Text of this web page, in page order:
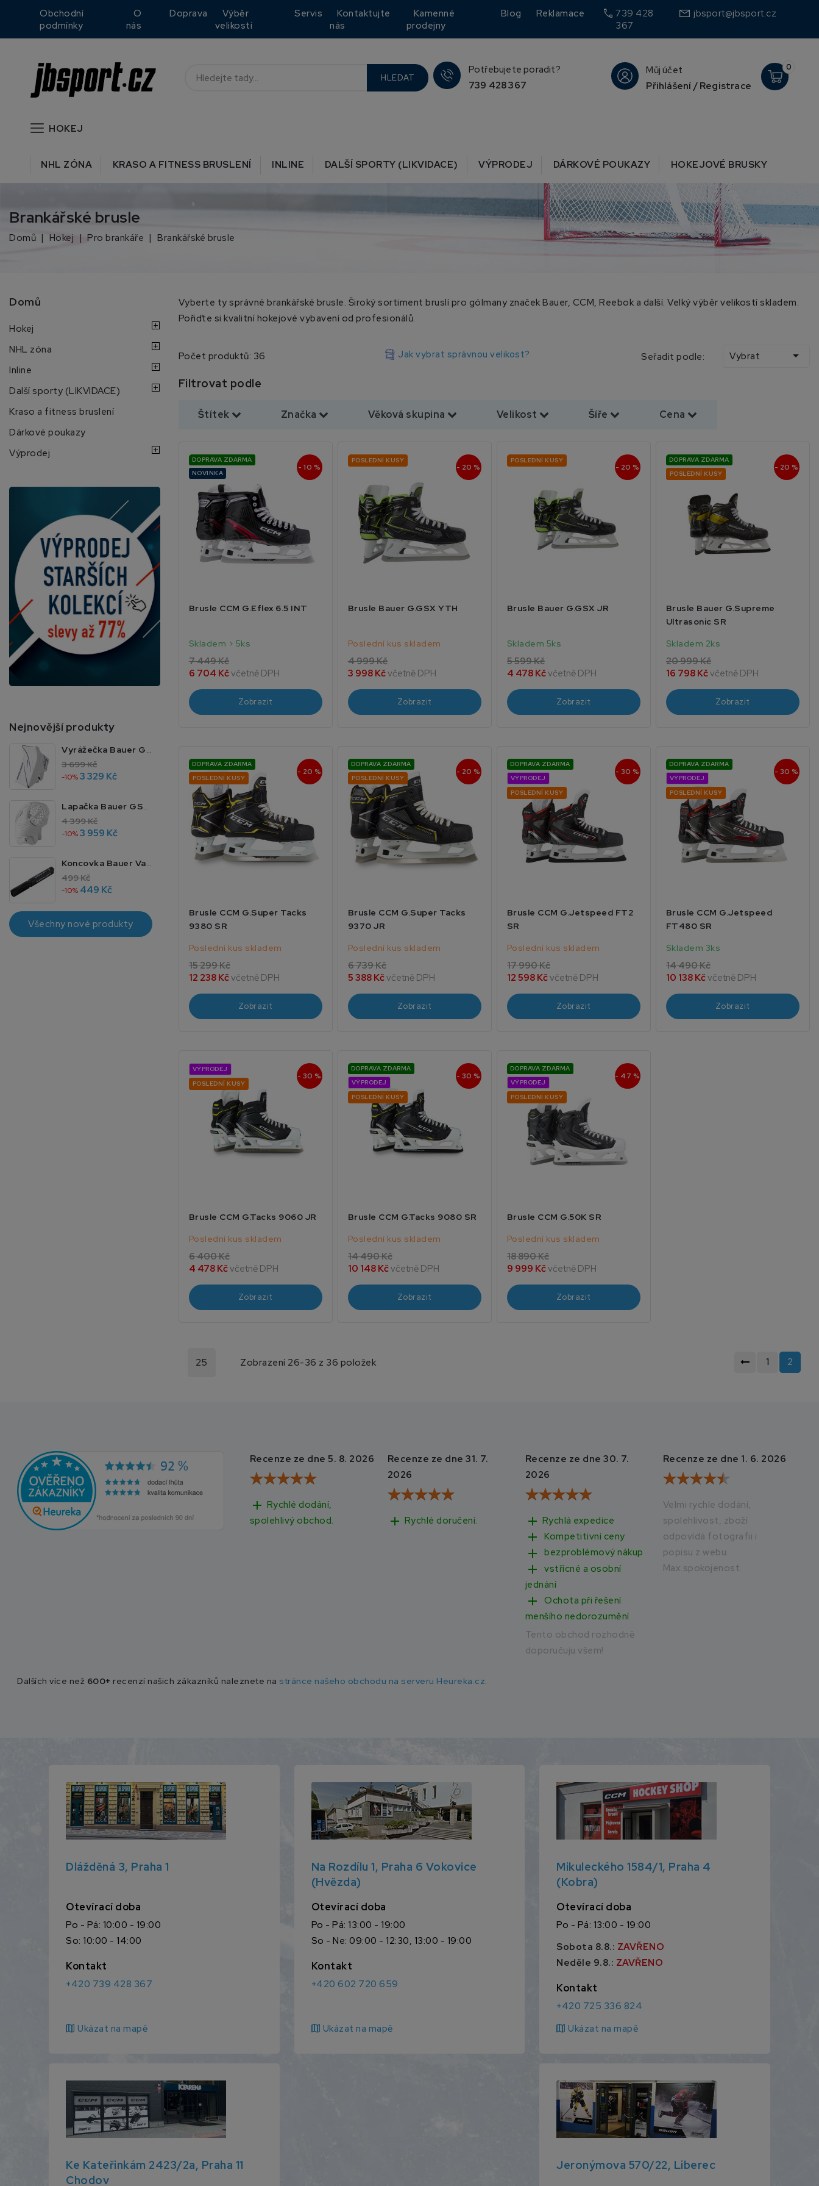
Obchodní
podmínky
O
nás
Doprava
Výběr
velikostí
Servis
Kontaktujte
nás
Kamenné
prodejny
Blog Reklamace call 739 428
367
jbsport@jbsport.cz
0
Můj účet
Přihlášení / Registrace
HLEDAT
Potřebujete poradit?
739 428 367
HOKEJ
NHL ZÓNA KRASO A FITNESS BRUSLENÍ INLINE DALŠÍ SPORTY (LIKVIDACE) VÝPRODEJ DÁRKOVÉ POUKAZY HOKEJOVÉ BRUSKY
Brankářské brusle
Domů Hokej Pro brankáře Brankářské brusle
Domů
Hokej
NHL zóna
Inline
Další sporty (LIKVIDACE)
Kraso a fitness bruslení
Dárkové poukazy
Výprodej
Nejnovější produkty
Vyrážečka Bauer GSX JR MTO
3 699 Kč
-10%3 329 Kč
Lapačka Bauer GSX JR MTO
4 399 Kč
-10%3 959 Kč
Koncovka Bauer Vapor 4 JR 40
499 Kč
-10% 449 Kč
Všechny nové produkty
Vyberte ty správné brankářské brusle. Široký sortiment bruslí pro gólmany značek Bauer, CCM, Reebok a další. Velký výběr velikostí skladem.
Pořiďte si kvalitní hokejové vybavení od profesionálů.
Počet produktů: 36 Jak vybrat správnou velikost? Seřadit podle: Vybrat 
Filtrovat podle
Štítek Značka Věková skupina Velikost Šíře Cena
DOPRAVA ZDARMA
NOVINKA
- 10 %
Brusle CCM G.Eflex 6.5 INT
Skladem > 5ks
7 449 Kč
6 704 Kčvčetně DPH
Zobrazit
POSLEDNÍ KUSY
- 20 %
Brusle Bauer G.GSX YTH
Poslední kus skladem
4 999 Kč
3 998 Kčvčetně DPH
Zobrazit
POSLEDNÍ KUSY
- 20 %
Brusle Bauer G.GSX JR
Skladem 5ks
5 599 Kč
4 478 Kčvčetně DPH
Zobrazit
DOPRAVA ZDARMA
POSLEDNÍ KUSY
- 20 %
Brusle Bauer G.Supreme
Ultrasonic SR
Skladem 2ks
20 999 Kč
16 798 Kčvčetně DPH
Zobrazit
DOPRAVA ZDARMA
POSLEDNÍ KUSY
- 20 %
Brusle CCM G.Super Tacks
9380 SR
Poslední kus skladem
15 299 Kč
12 238 Kčvčetně DPH
Zobrazit
DOPRAVA ZDARMA
POSLEDNÍ KUSY
- 20 %
Brusle CCM G.Super Tacks
9370 JR
Poslední kus skladem
6 739 Kč
5 388 Kčvčetně DPH
Zobrazit
DOPRAVA ZDARMA
VÝPRODEJ
POSLEDNÍ KUSY
- 30 %
Brusle CCM G.Jetspeed FT2
SR
Poslední kus skladem
17 990 Kč
12 598 Kčvčetně DPH
Zobrazit
DOPRAVA ZDARMA
VÝPRODEJ
POSLEDNÍ KUSY
- 30 %
Brusle CCM G.Jetspeed
FT480 SR
Skladem 3ks
14 490 Kč
10 138 Kčvčetně DPH
Zobrazit
VÝPRODEJ
POSLEDNÍ KUSY
- 30 %
Brusle CCM G.Tacks 9060 JR
Poslední kus skladem
6 400 Kč
4 478 Kčvčetně DPH
Zobrazit
DOPRAVA ZDARMA
VÝPRODEJ
POSLEDNÍ KUSY
- 30 %
Brusle CCM G.Tacks 9080 SR
Poslední kus skladem
14 490 Kč
10 148 Kčvčetně DPH
Zobrazit
DOPRAVA ZDARMA
VÝPRODEJ
POSLEDNÍ KUSY
- 47 %
Brusle CCM G.50K SR
Poslední kus skladem
18 890 Kč
9 999 Kčvčetně DPH
Zobrazit
25 Zobrazení 26-36 z 36 položek 1 2
Recenze ze dne 5. 8. 2026
add Rychlé dodání,
spolehlivý obchod.
Recenze ze dne 31. 7.
2026
add Rychlé doručení.
Recenze ze dne 30. 7.
2026
add Rychlá expedice
add Kompetitivní ceny
add bezproblémový nákup
add vstřícné a osobní
jednání
add Ochota při řešení
menšího nedorozumění
Tento obchod rozhodně
doporučuju všem!
Recenze ze dne 1. 6. 2026
Velmi rychle dodání,
spolehlivost, zboží
odpovídá fotografii i
popisu z webu.
Max.spokojenost.
Dalších více než 600+ recenzí našich zákazníků naleznete na stránce našeho obchodu na serveru Heureka.cz.
Dlážděná 3, Praha 1
Otevírací doba
Po - Pá: 10:00 - 19:00
So: 10:00 - 14:00
Kontakt
+420 739 428 367
map Ukázat na mapě
Na Rozdílu 1, Praha 6 Vokovice
(Hvězda)
Otevírací doba
Po - Pá: 13:00 - 19:00
So - Ne: 09:00 - 12:30, 13:00 - 19:00
Kontakt
+420 602 720 659
map Ukázat na mapě
Mikuleckého 1584/1, Praha 4
(Kobra)
Otevírací doba
Po - Pá: 13:00 - 19:00
Sobota 8.8.: ZAVŘENO
Neděle 9.8.: ZAVŘENO
Kontakt
+420 725 336 824
map Ukázat na mapě
Ke Kateřinkám 2423/2a, Praha 11
Chodov
Jeronýmova 570/22, Liberec